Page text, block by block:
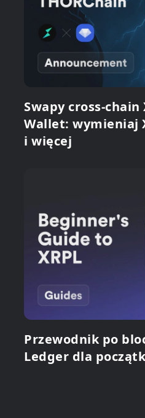
Swapy cross-chain
Wallet: wymieniaj
i więcej
Przewodnik po
Ledger dla